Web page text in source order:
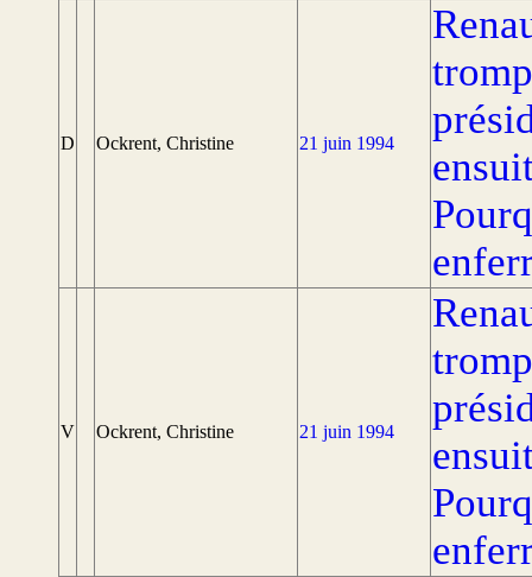
D Ockrent, Christine 21 juin 1994
V Ockrent, Christine 21 juin 1994